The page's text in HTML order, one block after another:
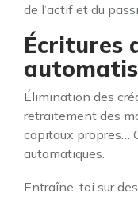
de l’actif et du
Écritures
Élimination des
retraitement des
capitaux propres…
automatiques.
Entraîne-toi sur